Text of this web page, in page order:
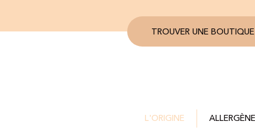
TROUVER UNE BOUTIQUE
L'ORIGINE